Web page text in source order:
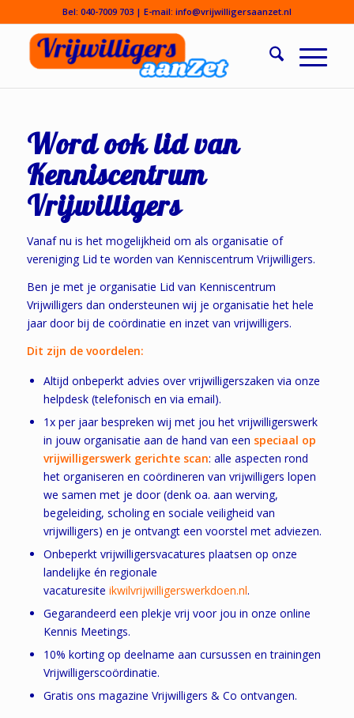
Bel: 040-7009 703| E-mail: info@vrijwilligersaanzet.nl
Word ook lid van
Kenniscentrum
Vrijwilligers
Vanaf nu is het mogelijkheid om als organisatie of
vereniging Lid te worden van Kenniscentrum Vrijwilligers.
Ben je met je organisatie Lid van Kenniscentrum
Vrijwilligers dan ondersteunen wij je organisatie het hele
jaar door bij de coördinatie en inzet van vrijwilligers.
Dit zijn de voordelen:
Altijd onbeperkt advies over vrijwilligerszaken via onze
helpdesk (telefonisch en via email).
1x per jaar bespreken wij met jou het vrijwilligerswerk
in jouw organisatie aan de hand van een speciaal op
vrijwilligerswerk gerichte scan: alle aspecten rond
het organiseren en coördineren van vrijwilligers lopen
we samen met je door (denk oa. aan werving,
begeleiding, scholing en sociale veiligheid van
vrijwilligers) en je ontvangt een voorstel met adviezen.
Onbeperkt vrijwilligersvacatures plaatsen op onze
landelijke én regionale
vacaturesite ikwilvrijwilligerswerkdoen.nl.
Gegarandeerd een plekje vrij voor jou in onze online
Kennis Meetings.
10% korting op deelname aan cursussen en trainingen
Vrijwilligerscoördinatie.
Gratis ons magazine Vrijwilligers & Co ontvangen.